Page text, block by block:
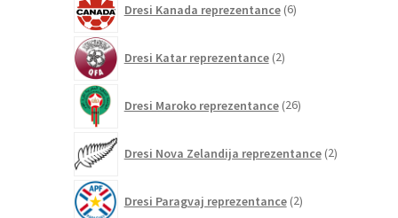
Dresi Kanada reprezentance 6izdelkov
Dresi Katar reprezentance 2izdelka
Dresi Maroko reprezentance 26izdelkov
Dresi Nova Zelandija reprezentance 2izdelka
Dresi Paragvaj reprezentance 2izdelka